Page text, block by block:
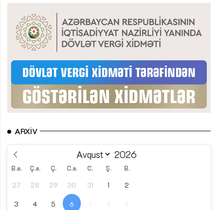
ARXIV
B.e. Ç.a. Ç. C.a. C. Ş. B.
27 28 29 30 31 1 2
3 4 5 6